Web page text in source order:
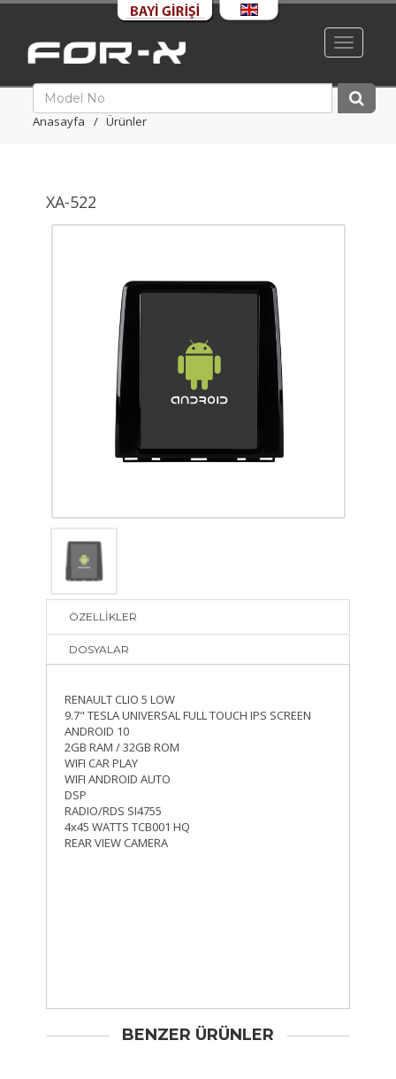
Toggle
Anasayfa Ürünler
XA-522
ÖZELLİKLER
DOSYALAR
RENAULT CLIO 5 LOW
9.7" TESLA UNIVERSAL FULL TOUCH IPS SCREEN
ANDROID 10
2GB RAM / 32GB ROM
WIFI CAR PLAY
WIFI ANDROID AUTO
DSP
RADIO/RDS SI4755
4x45 WATTS TCB001 HQ
REAR VIEW CAMERA
BENZER ÜRÜNLER